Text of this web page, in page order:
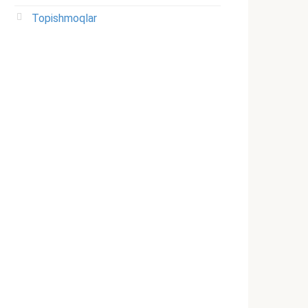
Topishmoqlar